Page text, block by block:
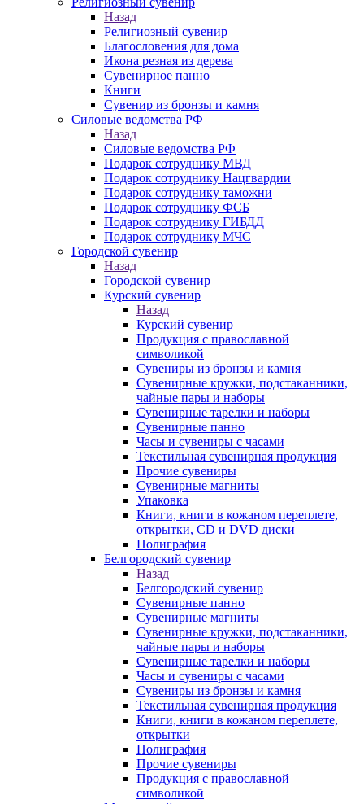
Назад
Религиозный сувенир
Благословения для дома
Икона резная из дерева
Сувенирное панно
Книги
Сувенир из бронзы и камня
Силовые ведомства РФ
Назад
Силовые ведомства РФ
Подарок сотруднику МВД
Подарок сотруднику Нацгвардии
Подарок сотруднику таможни
Подарок сотруднику ФСБ
Подарок сотруднику ГИБДД
Подарок сотруднику МЧС
Городской сувенир
Назад
Городской сувенир
Курский сувенир
Назад
Курский сувенир
Продукция с православной
символикой
Сувениры из бронзы и камня
Сувенирные кружки, подстаканники,
чайные пары и наборы
Сувенирные тарелки и наборы
Сувенирные панно
Часы и сувениры с часами
Текстильная сувенирная продукция
Прочие сувениры
Сувенирные магниты
Упаковка
Книги, книги в кожаном переплете,
открытки, CD и DVD диски
Полиграфия
Белгородский сувенир
Назад
Белгородский сувенир
Сувенирные панно
Сувенирные магниты
Сувенирные кружки, подстаканники,
чайные пары и наборы
Сувенирные тарелки и наборы
Часы и сувениры с часами
Сувениры из бронзы и камня
Текстильная сувенирная продукция
Книги, книги в кожаном переплете,
открытки
Полиграфия
Прочие сувениры
Продукция с православной
символикой